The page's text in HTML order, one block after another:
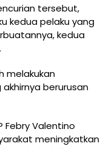
tersebut,
kedua pelaku yang
kedua
melakukan
berurusan
Febry Valentino
meningkatkan